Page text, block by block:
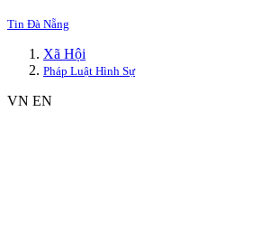
Tin Đà Nẵng
Xã Hội
Pháp Luật Hình Sự
VN EN